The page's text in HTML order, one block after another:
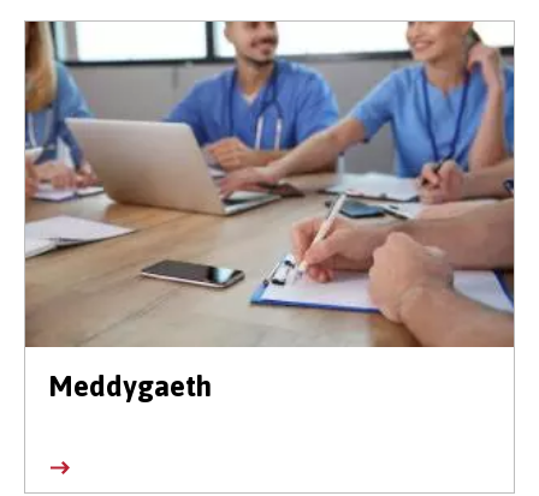
Meddygaeth